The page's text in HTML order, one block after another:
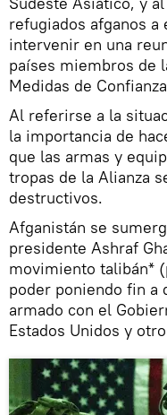
refugiados afganos
intervenir en una
países miembros de
Medidas de
Al referirse a la
la importancia de
que las armas y
tropas de la Alianza
destructivos.
Afganistán se
presidente Ashraf
movimiento talibán*
poder poniendo fin a
armado con el
Estados Unidos y